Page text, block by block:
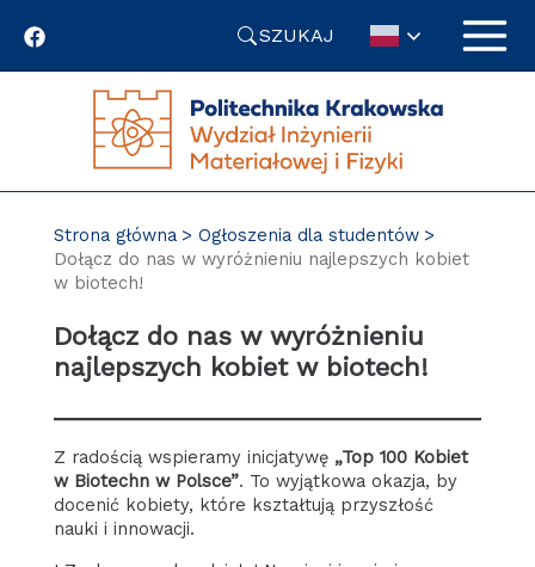
SZUKAJ
Strona główna
Ogłoszenia dla studentów
Dołącz do nas w wyróżnieniu najlepszych kobiet
w biotech!
Dołącz do nas w wyróżnieniu
najlepszych kobiet w biotech!
Z radością wspieramy inicjatywę „Top 100 Kobiet
w Biotechn w Polsce”. To wyjątkowa okazja, by
docenić kobiety, które kształtują przyszłość
nauki i innowacji.